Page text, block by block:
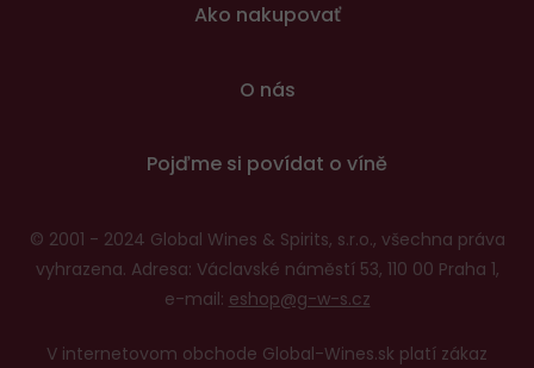
Ako nakupovať
O nás
Pojďme si povídat o víně
© 2001 - 2024 Global Wines & Spirits, s.r.o., všechna práva
vyhrazena. Adresa: Václavské náměstí 53, 110 00 Praha 1,
e-mail: eshop@g-w-s.cz
V internetovom obchode Global-Wines.sk platí zákaz